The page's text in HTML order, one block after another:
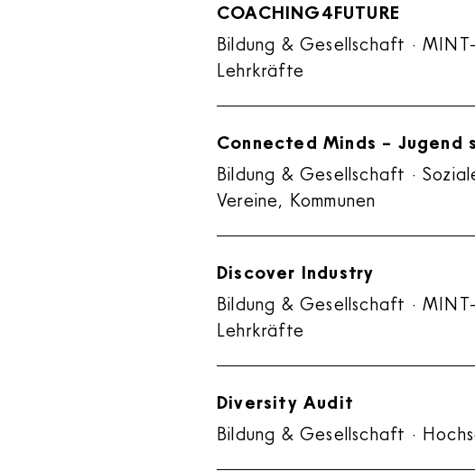
COACHING4FUTURE
Bildung & Gesellschaft ·
Lehrkräfte
Connected Minds – Jugend
Bildung & Gesellschaft ·
Vereine, Kommunen
Discover Industry
Bildung & Gesellschaft ·
Lehrkräfte
Diversity Audit
Bildung & Gesellschaft ·